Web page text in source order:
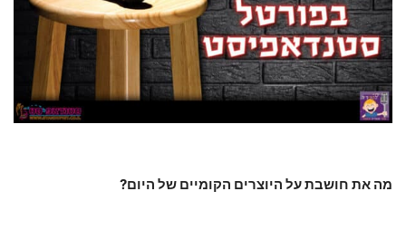
מה את חושבת על היוצרים הקומיים של היום?